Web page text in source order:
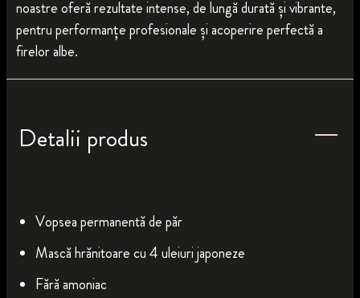
noastre oferă rezultate intense, de lungă durată și vibrante,
pentru performanțe profesionale și acoperire perfectă a
firelor albe.
Detalii produs
Vopsea permanentă de păr
Mască hrănitoare cu 4 uleiuri japoneze
Fără amoniac